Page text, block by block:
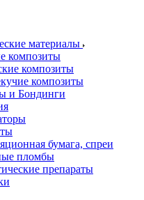
материалы
композиты
композиты
композиты
и Бондинги
бумага, спреи
пломбы
препараты